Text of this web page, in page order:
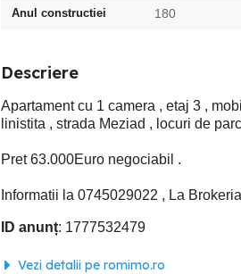
Anul constructiei 180
Descriere
Apartament cu 1 camera , etaj 3 ,
linistita , strada Meziad , locuri de
Pret 63.000Euro negociabil .
Informatii la 0745029022 , La
ID anunț: 1777532479
Vezi detalii pe romimo.ro